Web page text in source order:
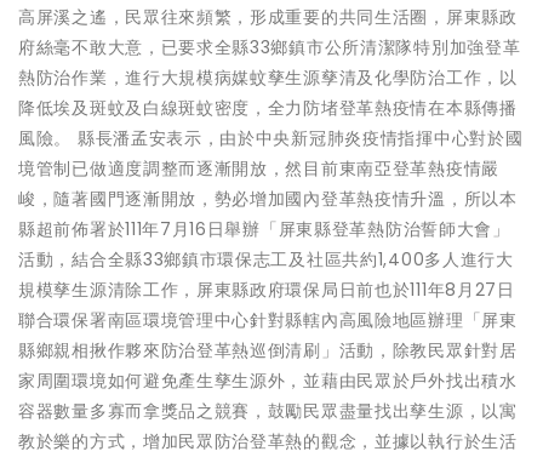
高屏溪之遙，民眾往來頻繁，形成重要的共同生活圈，屏東縣政
府絲毫不敢大意，已要求全縣33鄉鎮市公所清潔隊特別加強登革
熱防治作業，進行大規模病媒蚊孳生源孳清及化學防治工作，以
降低埃及斑蚊及白線斑蚊密度，全力防堵登革熱疫情在本縣傳播
風險。 縣長潘孟安表示，由於中央新冠肺炎疫情指揮中心對於國
境管制已做適度調整而逐漸開放，然目前東南亞登革熱疫情嚴
峻，隨著國門逐漸開放，勢必增加國內登革熱疫情升溫，所以本
縣超前佈署於111年7月16日舉辦「屏東縣登革熱防治誓師大會」
活動，結合全縣33鄉鎮市環保志工及社區共約1,400多人進行大
規模孳生源清除工作，屏東縣政府環保局日前也於111年8月27日
聯合環保署南區環境管理中心針對縣轄內高風險地區辦理「屏東
縣鄉親相揪作夥來防治登革熱巡倒清刷」活動，除教民眾針對居
家周圍環境如何避免產生孳生源外，並藉由民眾於戶外找出積水
容器數量多寡而拿獎品之競賽，鼓勵民眾盡量找出孳生源，以寓
教於樂的方式，增加民眾防治登革熱的觀念，並據以執行於生活